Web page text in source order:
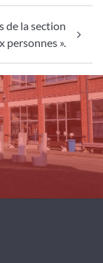
de la section
personnes ».